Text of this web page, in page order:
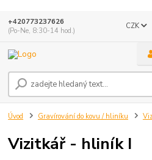
CZK
+420773237626
(Po-Ne, 8:30-14 hod.)
Úvod Gravírování do kovu / hliníku
Vizitkář - hliník I